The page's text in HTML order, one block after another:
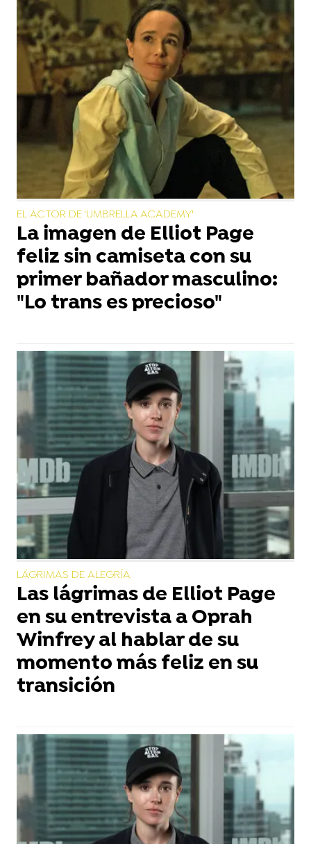
EL ACTOR DE 'UMBRELLA ACADEMY'
La imagen de Elliot Page
feliz sin camiseta con su
primer bañador masculino:
"Lo trans es precioso"
LÁGRIMAS DE ALEGRÍA
Las lágrimas de Elliot Page
en su entrevista a Oprah
Winfrey al hablar de su
momento más feliz en su
transición